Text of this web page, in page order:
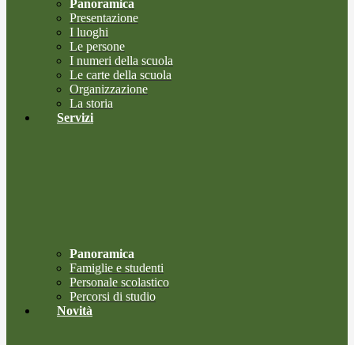
Panoramica
Presentazione
I luoghi
Le persone
I numeri della scuola
Le carte della scuola
Organizzazione
La storia
Servizi
Panoramica
Famiglie e studenti
Personale scolastico
Percorsi di studio
Novità